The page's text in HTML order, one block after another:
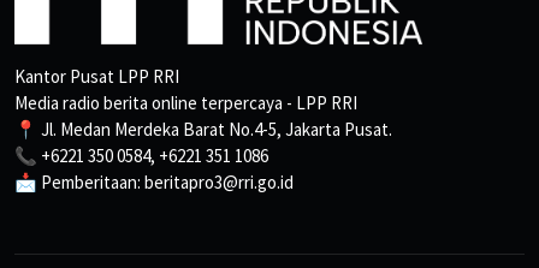
Kantor Pusat LPP RRI
Media radio berita online terpercaya - LPP RRI
📍 Jl. Medan Merdeka Barat No.4-5, Jakarta Pusat.
📞 +6221 350 0584, +6221 351 1086
📩 Pemberitaan: beritapro3@rri.go.id